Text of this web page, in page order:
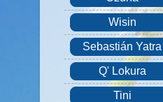
Wisin
Sebastián Yatra
Q' Lokura
Tini